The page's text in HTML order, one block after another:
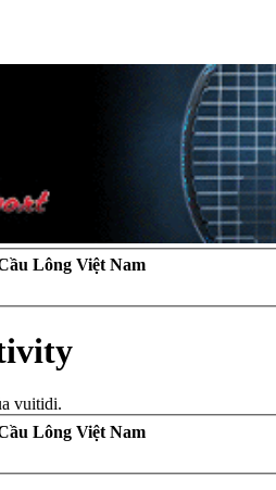
Lông Việt Nam
vuitidi.
Lông Việt Nam